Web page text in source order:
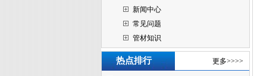
新闻中心
常见问题
管材知识
热点排行 更多>>>>